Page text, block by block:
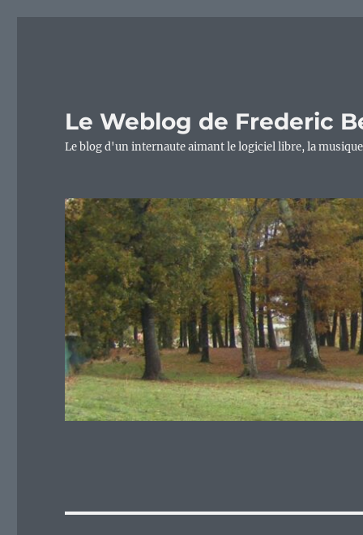
Le Weblog de Frederic
Le blog d'un internaute aimant le logiciel libre, la